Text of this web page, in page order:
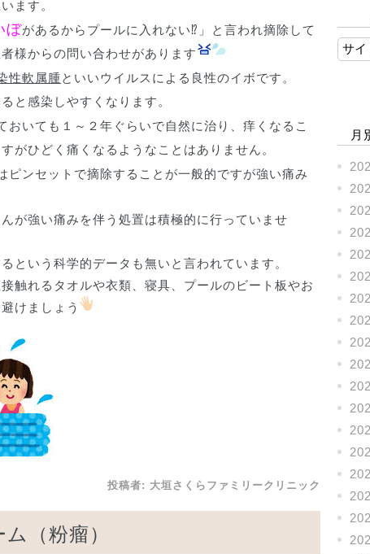
ます。
ぼがあるからプールに入れない⁉」と言われ摘除して
様からの問い合わせがあります
性軟属腫といいウイルスによる良性のイボです。
と感染しやすくなります。
おいても１～２年ぐらいで自然に治り、痒くなるこ
がひどく痛くなるようなことはありません。
ピンセットで摘除することが一般的ですが強い痛み
が強い痛みを伴う処置は積極的に行っていませ
という科学的データも無いと言われています。
触れるタオルや衣類、寝具、プールのビート板やお
けましょう
投稿者: 大垣さくらファミリークリニック
（粉瘤）
月